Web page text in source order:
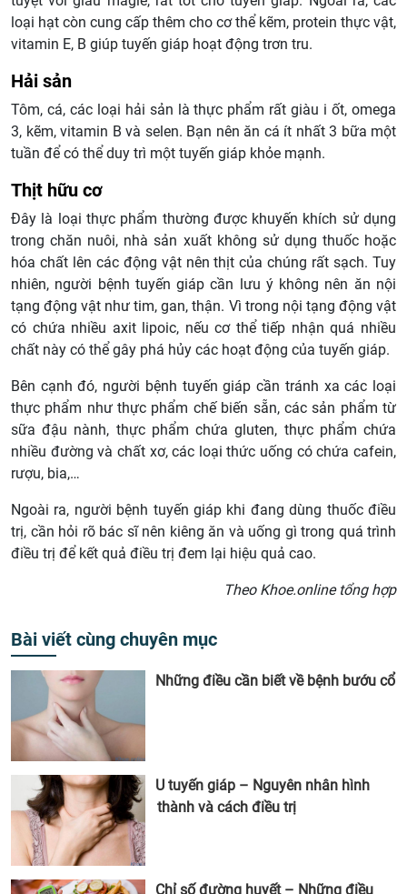
loại hạt còn cung cấp thêm cho cơ thể kẽm, protein thực vật,
vitamin E, B giúp tuyến giáp hoạt động trơn tru.
Hải sản
Tôm, cá, các loại hải sản là thực phẩm rất giàu i ốt, omega
3, kẽm, vitamin B và selen. Bạn nên ăn cá ít nhất 3 bữa một
tuần để có thể duy trì một tuyến giáp khỏe mạnh.
Thịt hữu cơ
Đây là loại thực phẩm thường được khuyến khích sử dụng
trong chăn nuôi, nhà sản xuất không sử dụng thuốc hoặc
hóa chất lên các động vật nên thịt của chúng rất sạch. Tuy
nhiên, người bệnh tuyến giáp cần lưu ý không nên ăn nội
tạng động vật như tim, gan, thận. Vì trong nội tạng động vật
có chứa nhiều axit lipoic, nếu cơ thể tiếp nhận quá nhiều
chất này có thể gây phá hủy các hoạt động của tuyến giáp.
Bên cạnh đó, người bệnh tuyến giáp cần tránh xa các loại
thực phẩm như thực phẩm chế biến sẵn, các sản phẩm từ
sữa đậu nành, thực phẩm chứa gluten, thực phẩm chứa
nhiều đường và chất xơ, các loại thức uống có chứa cafein,
rượu, bia,…
Ngoài ra, người bệnh tuyến giáp khi đang dùng thuốc điều
trị, cần hỏi rõ bác sĩ nên kiêng ăn và uống gì trong quá trình
điều trị để kết quả điều trị đem lại hiệu quả cao.
Theo Khoe.online tổng hợp
Bài viết cùng chuyên mục
Những điều cần biết về bệnh bướu cổ
U tuyến giáp – Nguyên nhân hình
thành và cách điều trị
Chỉ số đường huyết – Những điều